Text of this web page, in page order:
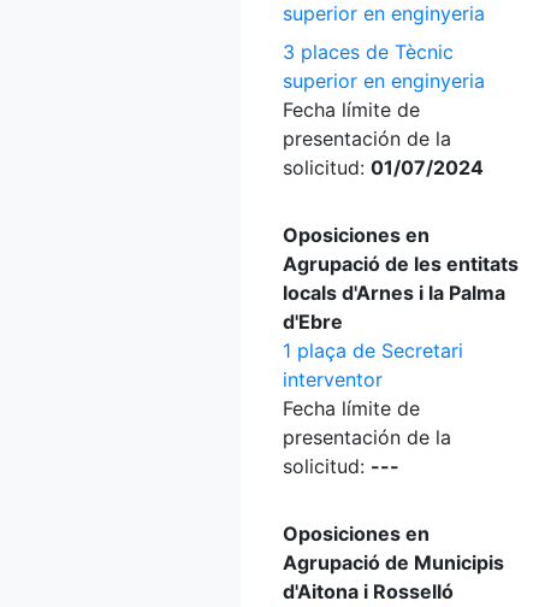
superior en enginyeria
3 places de Tècnic
superior en enginyeria
Fecha límite de
presentación de la
solicitud: 01/07/2024
Oposiciones en
Agrupació de les entitats
locals d'Arnes i la Palma
d'Ebre
1 plaça de Secretari
interventor
Fecha límite de
presentación de la
solicitud: ---
Oposiciones en
Agrupació de Municipis
d'Aitona i Rosselló